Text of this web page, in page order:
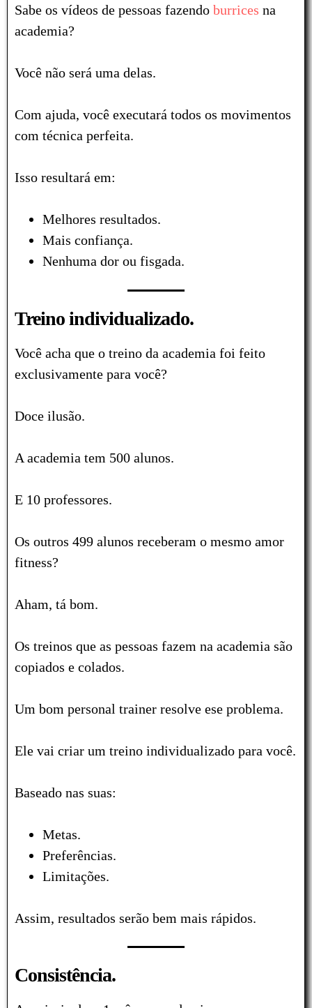
Sabe os vídeos de pessoas fazendo burrices na
academia?
Você não será uma delas.
Com ajuda, você executará todos os movimentos
com técnica perfeita.
Isso resultará em:
Melhores resultados.
Mais confiança.
Nenhuma dor ou fisgada.
Treino individualizado.
Você acha que o treino da academia foi feito
exclusivamente para você?
Doce ilusão.
A academia tem 500 alunos.
E 10 professores.
Os outros 499 alunos receberam o mesmo amor
fitness?
Aham, tá bom.
Os treinos que as pessoas fazem na academia são
copiados e colados.
Um bom personal trainer resolve ese problema.
Ele vai criar um treino individualizado para você.
Baseado nas suas:
Metas.
Preferências.
Limitações.
Assim, resultados serão bem mais rápidos.
Consistência.